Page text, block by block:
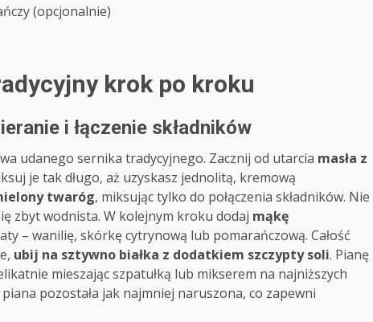
(opcjonalnie)
krok po kroku
i łączenie składników
udanego sernika tradycyjnego. Zacznij od utarcia masła z
je tak długo, aż uzyskasz jednolitą, kremową
twaróg, miksując tylko do połączenia składników. Nie
zbyt wodnista. W kolejnym kroku dodaj mąkę
– wanilię, skórkę cytrynową lub pomarańczową. Całość
ubij na sztywno białka z dodatkiem szczypty soli. Pianę
mieszając szpatułką lub mikserem na najniższych
pozostała jak najmniej naruszona, co zapewni